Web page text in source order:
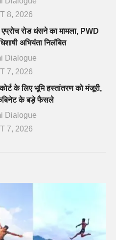
8, 2026
एप्रोच रोड धंसने का मामला, PWD
अभियंता निलंबित
Dialogue
7, 2026
के लिए भूमि हस्तांतरण को मंजूरी,
कैबिनेट के बड़े फैसले
Dialogue
7, 2026